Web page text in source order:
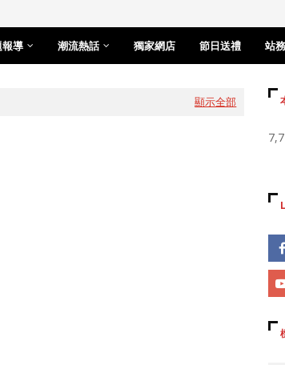
導 潮流熱話 獨家網店 節日送禮 站
顯示全部